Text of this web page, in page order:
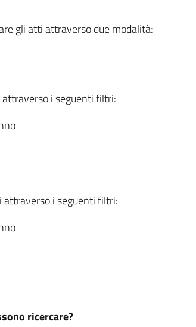
gli atti attraverso due modalità:
i seguenti filtri:
attraverso i seguenti filtri:
ricercare?